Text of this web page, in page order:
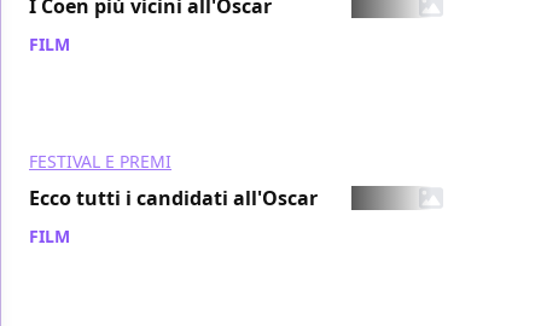
I Coen più vicini all'Oscar
FILM
FESTIVAL E PREMI
Ecco tutti i candidati all'Oscar
FILM